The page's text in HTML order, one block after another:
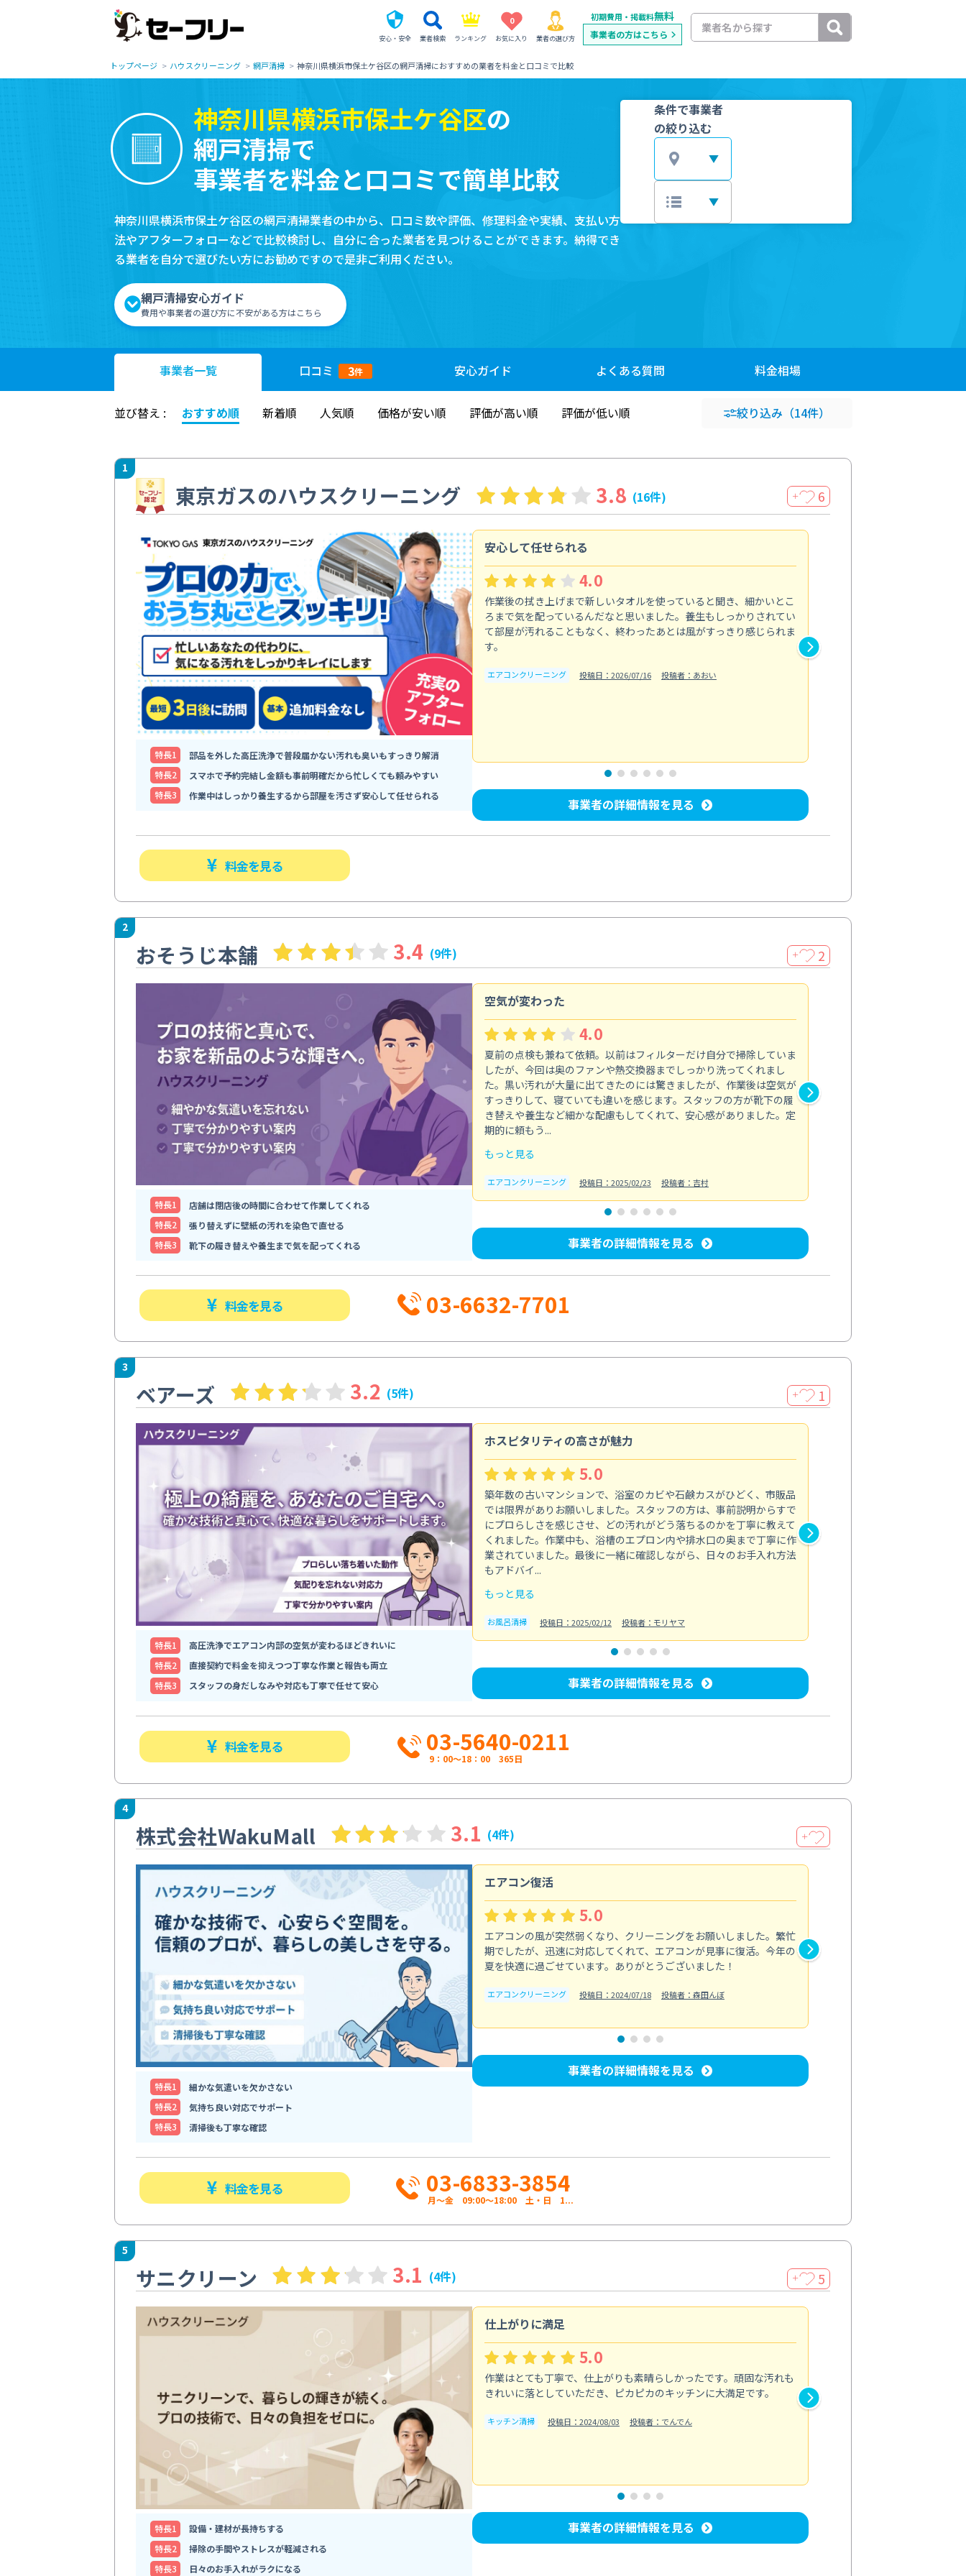
安心・安全 業者検索 ランキング
0
お気に入り 業者の選び方
初期費用・掲載料無料
事業者の方はこちら
トップページ ハウスクリーニング 網戸清掃 神奈川県横浜市保土ケ谷区の網戸清掃におすすめの業者を料金と口コミで比較
神奈川県横浜市保土ケ谷区の
網戸清掃で
事業者を料金と口コミで簡単比較
神奈川県横浜市保土ケ谷区の網戸清掃業者の中から、口コミ数や評価、修理料金や実績、支払い方
法やアフターフォローなどで比較検討し、自分に合った業者を見つけることができます。納得でき
る業者を自分で選びたい方にお勧めですので是非ご利用ください。
網戸清掃安心ガイド
費用や事業者の選び方に不安がある方はこちら
条件で事業者
の絞り込む
事業者一覧 口コミ 3件 安心ガイド よくある質問 料金相場
並び替え : おすすめ順 新着順 人気順 価格が安い順 評価が高い順 評価が低い順 絞り込み （14件）
1
東京ガスのハウスクリーニング 3.8 (16件) ＋ 6
特⻑1
部品を外した高圧洗浄で普段届かない汚れも臭いもすっきり解消
特⻑2
スマホで予約完結し金額も事前明確だから忙しくても頼みやすい
特⻑3
作業中はしっかり養生するから部屋を汚さず安心して任せられる
安心して任せられる
4.0
作業後の拭き上げまで新しいタオルを使っていると聞き、細かいとこ
ろまで気を配っているんだなと思いました。養生もしっかりされてい
て部屋が汚れることもなく、終わったあとは風がすっきり感じられま
す。
エアコンクリーニング 投稿日：2026/07/16 投稿者：あおい
事業者の詳細情報を見る
料金を見る
2
おそうじ本舗 3.4 (9件) ＋ 2
特⻑1
店舗は閉店後の時間に合わせて作業してくれる
特⻑2
張り替えずに壁紙の汚れを染色で直せる
特⻑3
靴下の履き替えや養生まで気を配ってくれる
空気が変わった
4.0
夏前の点検も兼ねて依頼。以前はフィルターだけ自分で掃除していま
したが、今回は奥のファンや熱交換器までしっかり洗ってくれまし
た。黒い汚れが大量に出てきたのには驚きましたが、作業後は空気が
すっきりして、寝ていても違いを感じます。スタッフの方が靴下の履
き替えや養生など細かな配慮もしてくれて、安心感がありました。定
期的に頼もう...
もっと見る
エアコンクリーニング 投稿日：2025/02/23 投稿者：吉村
事業者の詳細情報を見る
料金を見る 03-6632-7701
3
ベアーズ 3.2 (5件) ＋ 1
特⻑1
高圧洗浄でエアコン内部の空気が変わるほどきれいに
特⻑2
直接契約で料金を抑えつつ丁寧な作業と報告も両立
特⻑3
スタッフの身だしなみや対応も丁寧で任せて安心
ホスピタリティの高さが魅力
5.0
築年数の古いマンションで、浴室のカビや石鹸カスがひどく、市販品
では限界がありお願いしました。スタッフの方は、事前説明からすで
にプロらしさを感じさせ、どの汚れがどう落ちるのかを丁寧に教えて
くれました。作業中も、浴槽のエプロン内や排水口の奥まで丁寧に作
業されていました。最後に一緒に確認しながら、日々のお手入れ方法
もアドバイ...
もっと見る
お風呂清掃 投稿日：2025/02/12 投稿者：モリヤマ
事業者の詳細情報を見る
料金を見る 03-5640-0211
9：00～18：00 365日
4
株式会社WakuMall 3.1 (4件) ＋
特⻑1
細かな気遣いを欠かさない
特⻑2
気持ち良い対応でサポート
特⻑3
清掃後も丁寧な確認
エアコン復活
5.0
エアコンの風が突然弱くなり、クリーニングをお願いしました。繁忙
期でしたが、迅速に対応してくれて、エアコンが見事に復活。今年の
夏を快適に過ごせています。ありがとうございました！
エアコンクリーニング 投稿日：2024/07/18 投稿者：森田んぼ
事業者の詳細情報を見る
料金を見る 03-6833-3854
月～金 09:00～18:00 土・日 1...
5
サニクリーン 3.1 (4件) ＋ 5
特⻑1
設備・建材が長持ちする
特⻑2
掃除の手間やストレスが軽減される
特⻑3
日々のお手入れがラクになる
仕上がりに満足
5.0
作業はとても丁寧で、仕上がりも素晴らしかったです。頑固な汚れも
きれいに落としていただき、ピカピカのキッチンに大満足です。
キッチン清掃 投稿日：2024/08/03 投稿者：でんでん
事業者の詳細情報を見る